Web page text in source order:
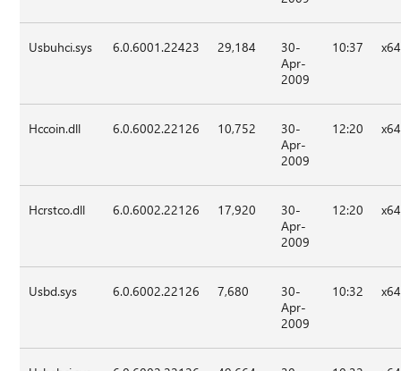
Usbuhci.sys 6.0.6001.22423 29,184
30-
Apr-
2009
10:37 x64
Hccoin.dll 6.0.6002.22126 10,752
30-
Apr-
2009
12:20 x64
Hcrstco.dll 6.0.6002.22126 17,920
30-
Apr-
2009
12:20 x64
Usbd.sys 6.0.6002.22126 7,680
30-
Apr-
2009
10:32 x64